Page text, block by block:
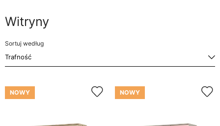
Witryny
Sortuj według
NOWY NOWY